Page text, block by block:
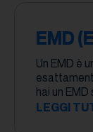
EMD
Un EMD è
hai un
LEGGI